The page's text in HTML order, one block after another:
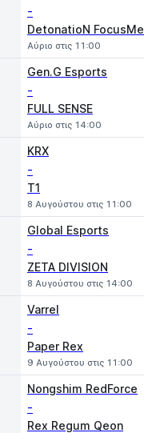
-
DetonatioN FocusMe
Αύριο στις 11:00
Gen.G Esports
-
FULL SENSE
Αύριο στις 14:00
KRX
-
T1
8 Αυγούστου στις 11:00
Global Esports
-
ZETA DIVISION
8 Αυγούστου στις 14:00
Varrel
-
Paper Rex
9 Αυγούστου στις 11:00
Nongshim RedForce
-
Rex Regum Qeon